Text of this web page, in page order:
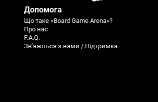
Допомога
Що таке «Board Game Arena»?
Про нас
F.A.Q.
Зв’яжіться з нами / Підтримка